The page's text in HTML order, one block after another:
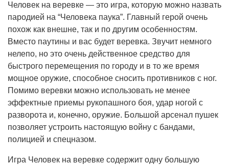
Человек на веревке — это игра, которую можно назвать
пародией на “Человека паука”. Главный герой очень
похож как внешне, так и по другим особенностям.
Вместо паутины и вас будет веревка. Звучит немного
нелепо, но это очень действенное средство для
быстрого перемещения по городу и в то же время
мощное оружие, способное сносить противников с ног.
Помимо веревки можно использовать не менее
эффектные приемы рукопашного боя, удар ногой с
разворота и, конечно, оружие. Большой арсенал пушек
позволяет устроить настоящую войну с бандами,
полицией и спецназом.
Игра Человек на веревке содержит одну большую